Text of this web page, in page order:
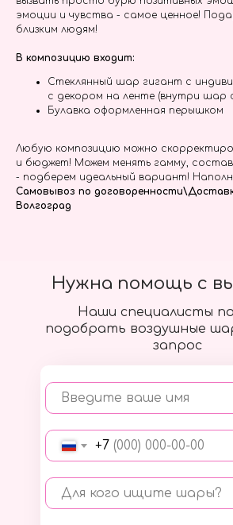
эмоции и чувства - самое ценное!
близким людям!
В композицию входит:
Стеклянный шар гигант с
с декором на ленте (внутри шар
Булавка оформленная перышком
Любую композицию можно
и бюджет! Можем менять гамму,
- подберем идеальный вариант!
Самовывоз по
Волгоград
Наши специалисты
подобрать воздушные
запрос
Введите ваше имя
+7
Для кого ищите шары?
Нужна помощь с